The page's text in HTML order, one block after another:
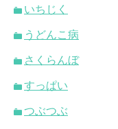
いちじく
うどんこ病
さくらんぼ
すっぱい
つぶつぶ